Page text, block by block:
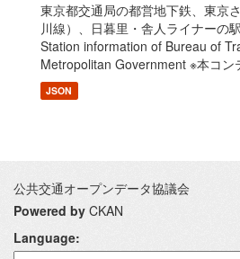
東京都交通局の都営地下鉄、東京
川線）、日暮里・舎人ライナーの
Station information of Bureau of
Metropolitan Government ※本コン
JSON
公共交通オープンデータ協議会
Powered by CKAN
Language